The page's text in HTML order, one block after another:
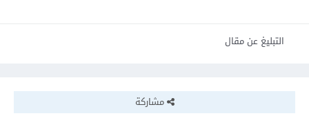
التبليغ عن مقال
مشاركة